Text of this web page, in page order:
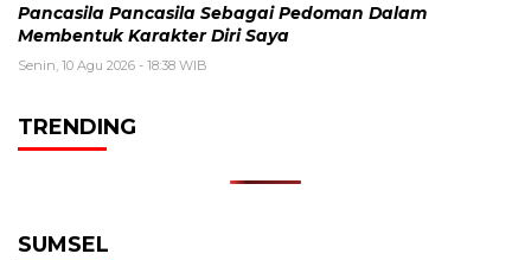
Pancasila Pancasila Sebagai Pedoman Dalam
Membentuk Karakter Diri Saya
Senin, 10 Agu 2026 - 18:38 WIB
TRENDING
SUMSEL